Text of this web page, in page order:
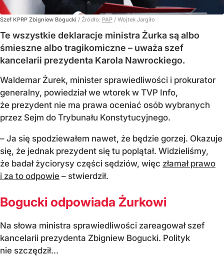
Szef KPRP Zbigniew Bogucki / Źródło: PAP / Wojtek Jargiło
Te wszystkie deklaracje ministra Żurka są albo
śmieszne albo tragikomiczne – uważa szef
kancelarii prezydenta Karola Nawrockiego.
Waldemar Żurek, minister sprawiedliwości i prokurator
generalny, powiedział we wtorek w TVP Info,
że prezydent nie ma prawa oceniać osób wybranych
przez Sejm do Trybunału Konstytucyjnego.
– Ja się spodziewałem nawet, że będzie gorzej. Okazuje
się, że jednak prezydent się tu poplątał. Widzieliśmy,
że badał życiorysy części sędziów, więc złamał prawo
i za to odpowie – stwierdził.
Bogucki odpowiada Żurkowi
Na słowa ministra sprawiedliwości zareagował szef
kancelarii prezydenta Zbigniew Bogucki. Polityk
nie szczędził...